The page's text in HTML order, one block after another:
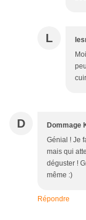
L
D Dommage
Génial ! Je
mais qui
déguster !
même :)
Répondre